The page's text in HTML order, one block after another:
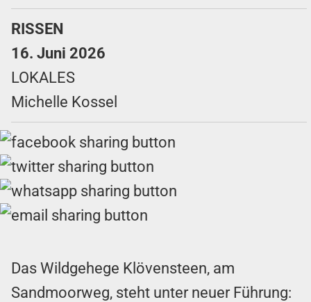
RISSEN
16. Juni 2026
LOKALES
Michelle Kossel
Das Wildgehege Klövensteen, am
Sandmoorweg, steht unter neuer Führung: